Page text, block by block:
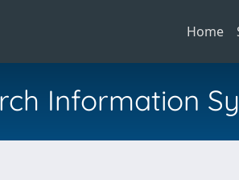
Home
Information